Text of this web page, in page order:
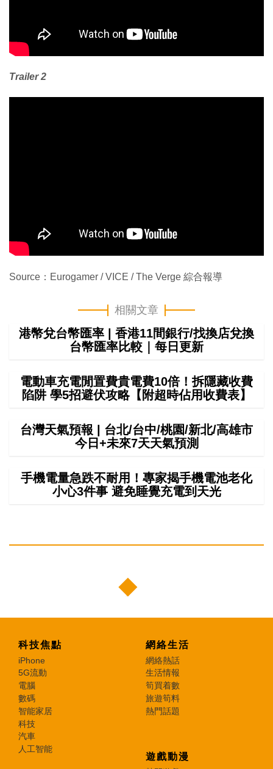
Trailer 2
Source：Eurogamer / VICE / The Verge 綜合報導
相關文章
港幣兌台幣匯率 | 香港11間銀行/找換店兌換
台幣匯率比較｜每日更新
電動車充電閒置費貴電費10倍！拆隱藏收費
陷阱 學5招避伏攻略【附超時佔用收費表】
台灣天氣預報 | 台北/台中/桃園/新北/高雄市
今日+未來7天天氣預測
手機電量急跌不耐用！專家揭手機電池老化
小心3件事 避免睡覺充電到天光
科技焦點
iPhone
5G流動
電腦
數碼
智能家居
科技
汽車
人工智能
網絡生活
網絡熱話
生活情報
筍買着數
旅遊筍料
熱門話題
遊戲動漫